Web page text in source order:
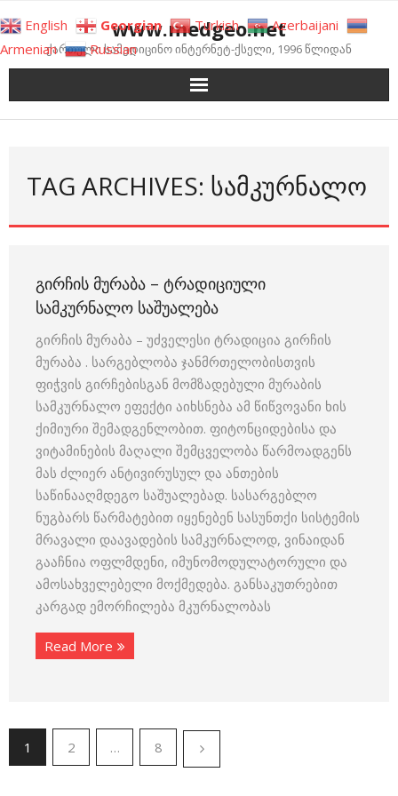
to
content
www.medgeo.net
ქართული სამედიცინო ინტერნეტ-ქსელი, 1996 წლიდან
TAG ARCHIVES: ᲡᲐᲛᲙᲣᲠᲜᲐᲚᲝ
ᲒᲘᲠᲩᲘᲡ ᲛᲣᲠᲐᲑᲐ – ᲢᲠᲐᲓᲘᲪᲘᲣᲚᲘ
ᲡᲐᲛᲙᲣᲠᲜᲐᲚᲝ ᲡᲐᲨᲣᲐᲚᲔᲑᲐ
გირჩის მურაბა – უძველესი ტრადიცია გირჩის
მურაბა . სარგებლობა ჯანმრთელობისთვის
ფიჭვის გირჩებისგან მომზადებული მურაბის
სამკურნალო ეფექტი აიხსნება ამ წიწვოვანი ხის
ქიმიური შემადგენლობით. ფიტონციდებისა და
ვიტამინების მაღალი შემცველობა წარმოადგენს
მას ძლიერ ანტივირუსულ და ანთების
საწინააღმდეგო საშუალებად. სასარგებლო
ნუგბარს წარმატებით იყენებენ სასუნთქი სისტემის
მრავალი დაავადების სამკურნალოდ, ვინაიდან
გააჩნია ოფლმდენი, იმუნომოდულატორული და
ამოსახველებელი მოქმედება. განსაკუთრებით
კარგად ემორჩილება მკურნალობას
Read More
1 2 … 8
English Georgian Turkish
Azerbaijani
Armenian
Russian